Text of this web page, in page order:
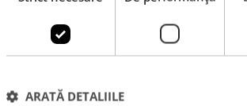
Livrare:
ziua lucrătoare următoare expediției.
ARATĂ DETALIILE